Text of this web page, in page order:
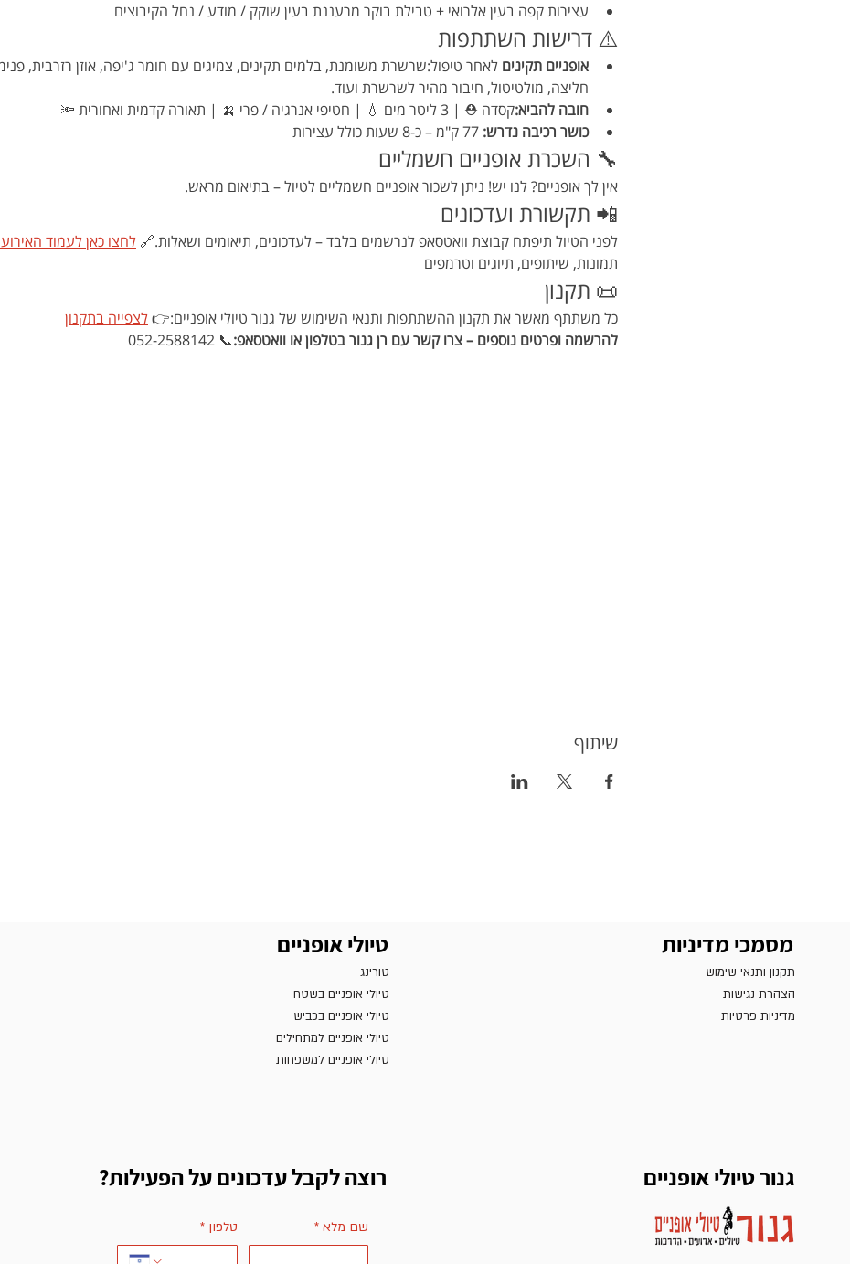
עצירות קפה בעין אלרואי + טבילת בוקר מרעננת בעין שוקק / מודע / נחל הקיבוצים
⚠️ דרישות השתתפות
אופניים תקינים לאחר טיפול:שרשרת משומנת, בלמים תקינים, צמיגים עם חומר ג'יפה, אוזן רזרבית,
חליצה, מולטיטול, חיבור מהיר לשרשרת ועוד.
חובה להביא:קסדה ⛑️ | 3 ליטר מים 💧 | חטיפי אנרגיה / פרי 🍌 | תאורה קדמית ואחורית 🔦
כושר רכיבה נדרש:
🔧 השכרת אופניים חשמליים
אין לך אופניים? לנו יש! ניתן לשכור אופניים חשמליים לטיול – בתיאום מראש.
📲 תקשורת ועדכונים
לפני הטיול תיפתח קבוצת וואטסאפ לנרשמים בלבד – לעדכונים, תיאומים ושאלות.🔗 לחצו כאן לעמוד
תמונות, שיתופים, תיוגים וטרמפים
📜 תקנון
כל משתתף מאשר את תקנון ההשתתפות ותנאי השימוש של גנור טיולי אופניים:👉 לצפייה בתקנון
להרשמה ופרטים נוספים – צרו קשר עם רן גנור בטלפון או וואטסאפ:📞 052-2588142
שיתוף
טיולי אופניים
טורינג
טיולי אופניים בשטח
טיולי אופניים בכביש
טיולי אופניים למתחילים
טיולי אופניים למשפחות
מסמכי מדיניות
תקנון ותנאי שימוש
הצהרת נגישות
מדיניות פרטיות
רוצה לקבל עדכונים על הפעילות?
שם מלא * טלפון *
גנור טיולי אופניים